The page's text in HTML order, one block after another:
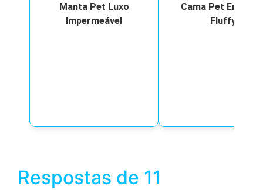
Manta Pet Luxo
Impermeável
Cama Pet
Fluffy
Respostas de 11